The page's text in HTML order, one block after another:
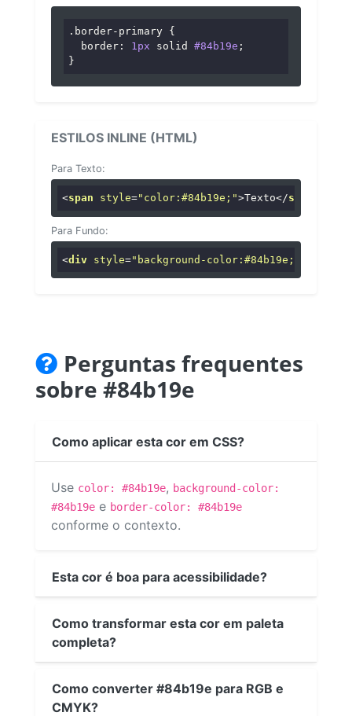
.border-primary {
border : 1px solid #84b19e ;
}
ESTILOS INLINE (HTML)
Para Texto:
<span style="color:#84b19e;">Texto</span
Para Fundo:
<div style="background-color:#84b19e;"
Perguntas frequentes
sobre #84b19e
Como aplicar esta cor em CSS?
Use color: #84b19e, background-color:
#84b19e e border-color: #84b19e
conforme o contexto.
Esta cor é boa para acessibilidade?
Como transformar esta cor em paleta
completa?
Como converter #84b19e para RGB e
CMYK?